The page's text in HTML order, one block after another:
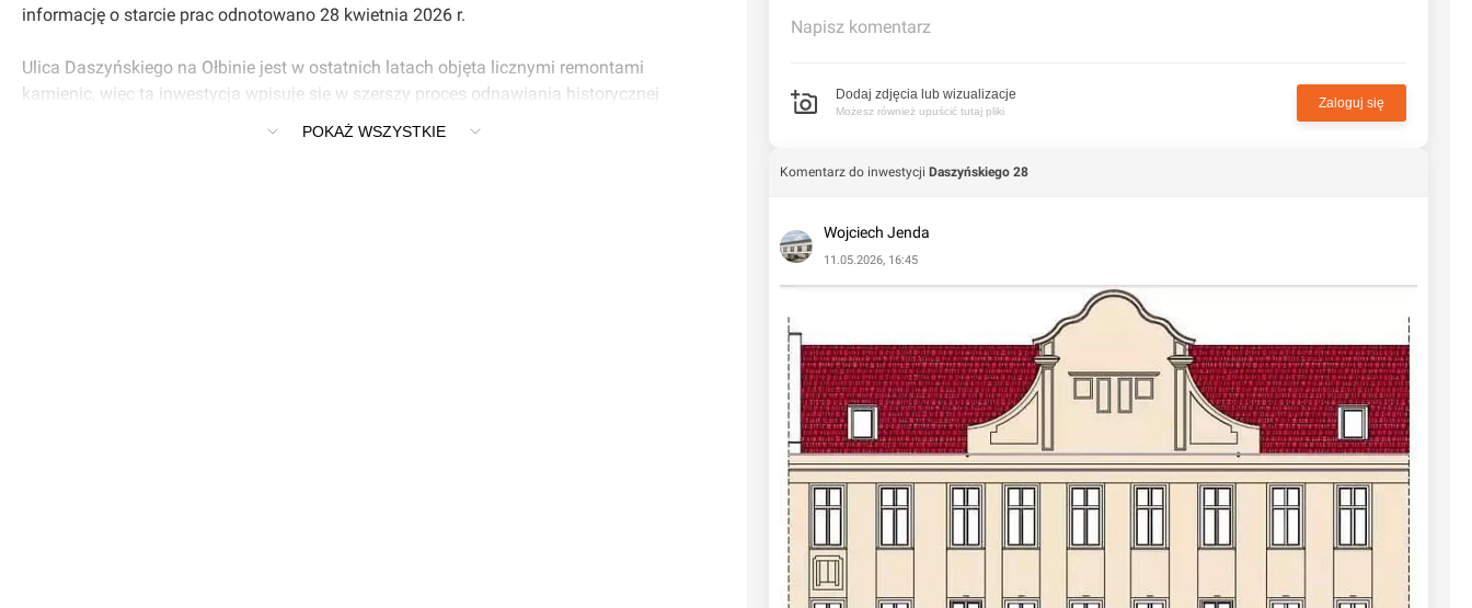
informację o starcie prac odnotowano 28 kwietnia 2026 r.
Ulica Daszyńskiego na Ołbinie jest w ostatnich latach objęta licznymi remontami
kamienic, więc ta inwestycja wpisuje się w szerszy proces odnawiania historycznej
POKAŻ WSZYSTKIE
Napisz komentarz
Dodaj zdjęcia lub wizualizacje
Możesz również upuścić tutaj pliki
Zaloguj się
Komentarz do inwestycji Daszyńskiego 28
Wojciech Jenda
11.05.2026, 16:45